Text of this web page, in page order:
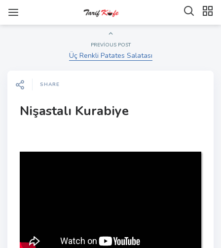
PREVIOUS POST
Üç Renkli Patates Salatası
SHARE
Nişastalı Kurabiye